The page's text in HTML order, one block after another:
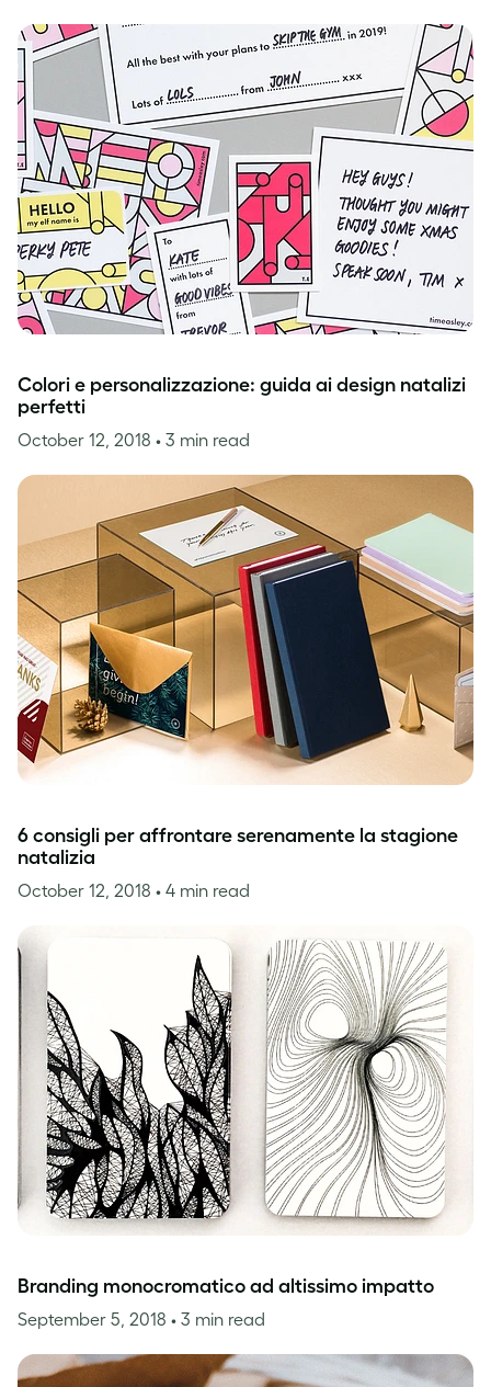
Colori e personalizzazione: guida ai design natalizi
perfetti
October 12, 2018 • 3 min read
6 consigli per affrontare serenamente la stagione
natalizia
October 12, 2018 • 4 min read
Branding monocromatico ad altissimo impatto
September 5, 2018 • 3 min read